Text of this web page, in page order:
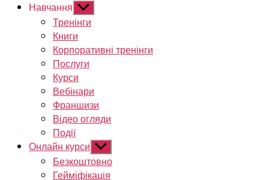
Навчання Показати
підменю
Тренінги
Книги
Корпоративні тренінги
Послуги
Курси
Вебінари
Франшизи
Відео огляди
Події
Онлайн курси Показати
підменю
Безкоштовно
Гейміфікація